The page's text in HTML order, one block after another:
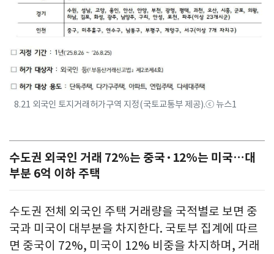
8.21 외국인 토지거래허가구역 지정(국토교통부 제공).ⓒ 뉴스1
수도권 외국인 거래 72%는 중국·12%는 미국…대
부분 6억 이하 주택
수도권 전체 외국인 주택 거래량을 국적별로 보면 중
국과 미국이 대부분을 차지한다. 국토부 집계에 따르
면 중국이 72%, 미국이 12% 비중을 차지하며, 거래